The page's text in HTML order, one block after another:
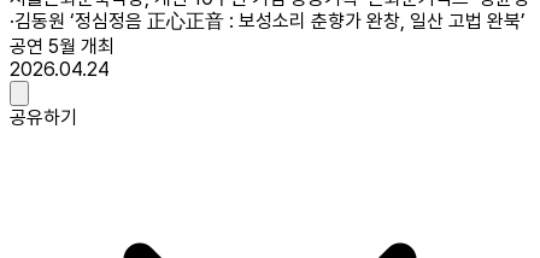
·김동원 ‘정심정음 正心正音 : 보성소리 춘향가 완창, 일산 고법 완북’
공연 5월 개최
2026.04.24
공유하기